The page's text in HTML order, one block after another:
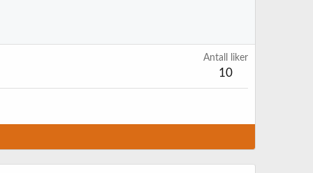
Antall liker
10